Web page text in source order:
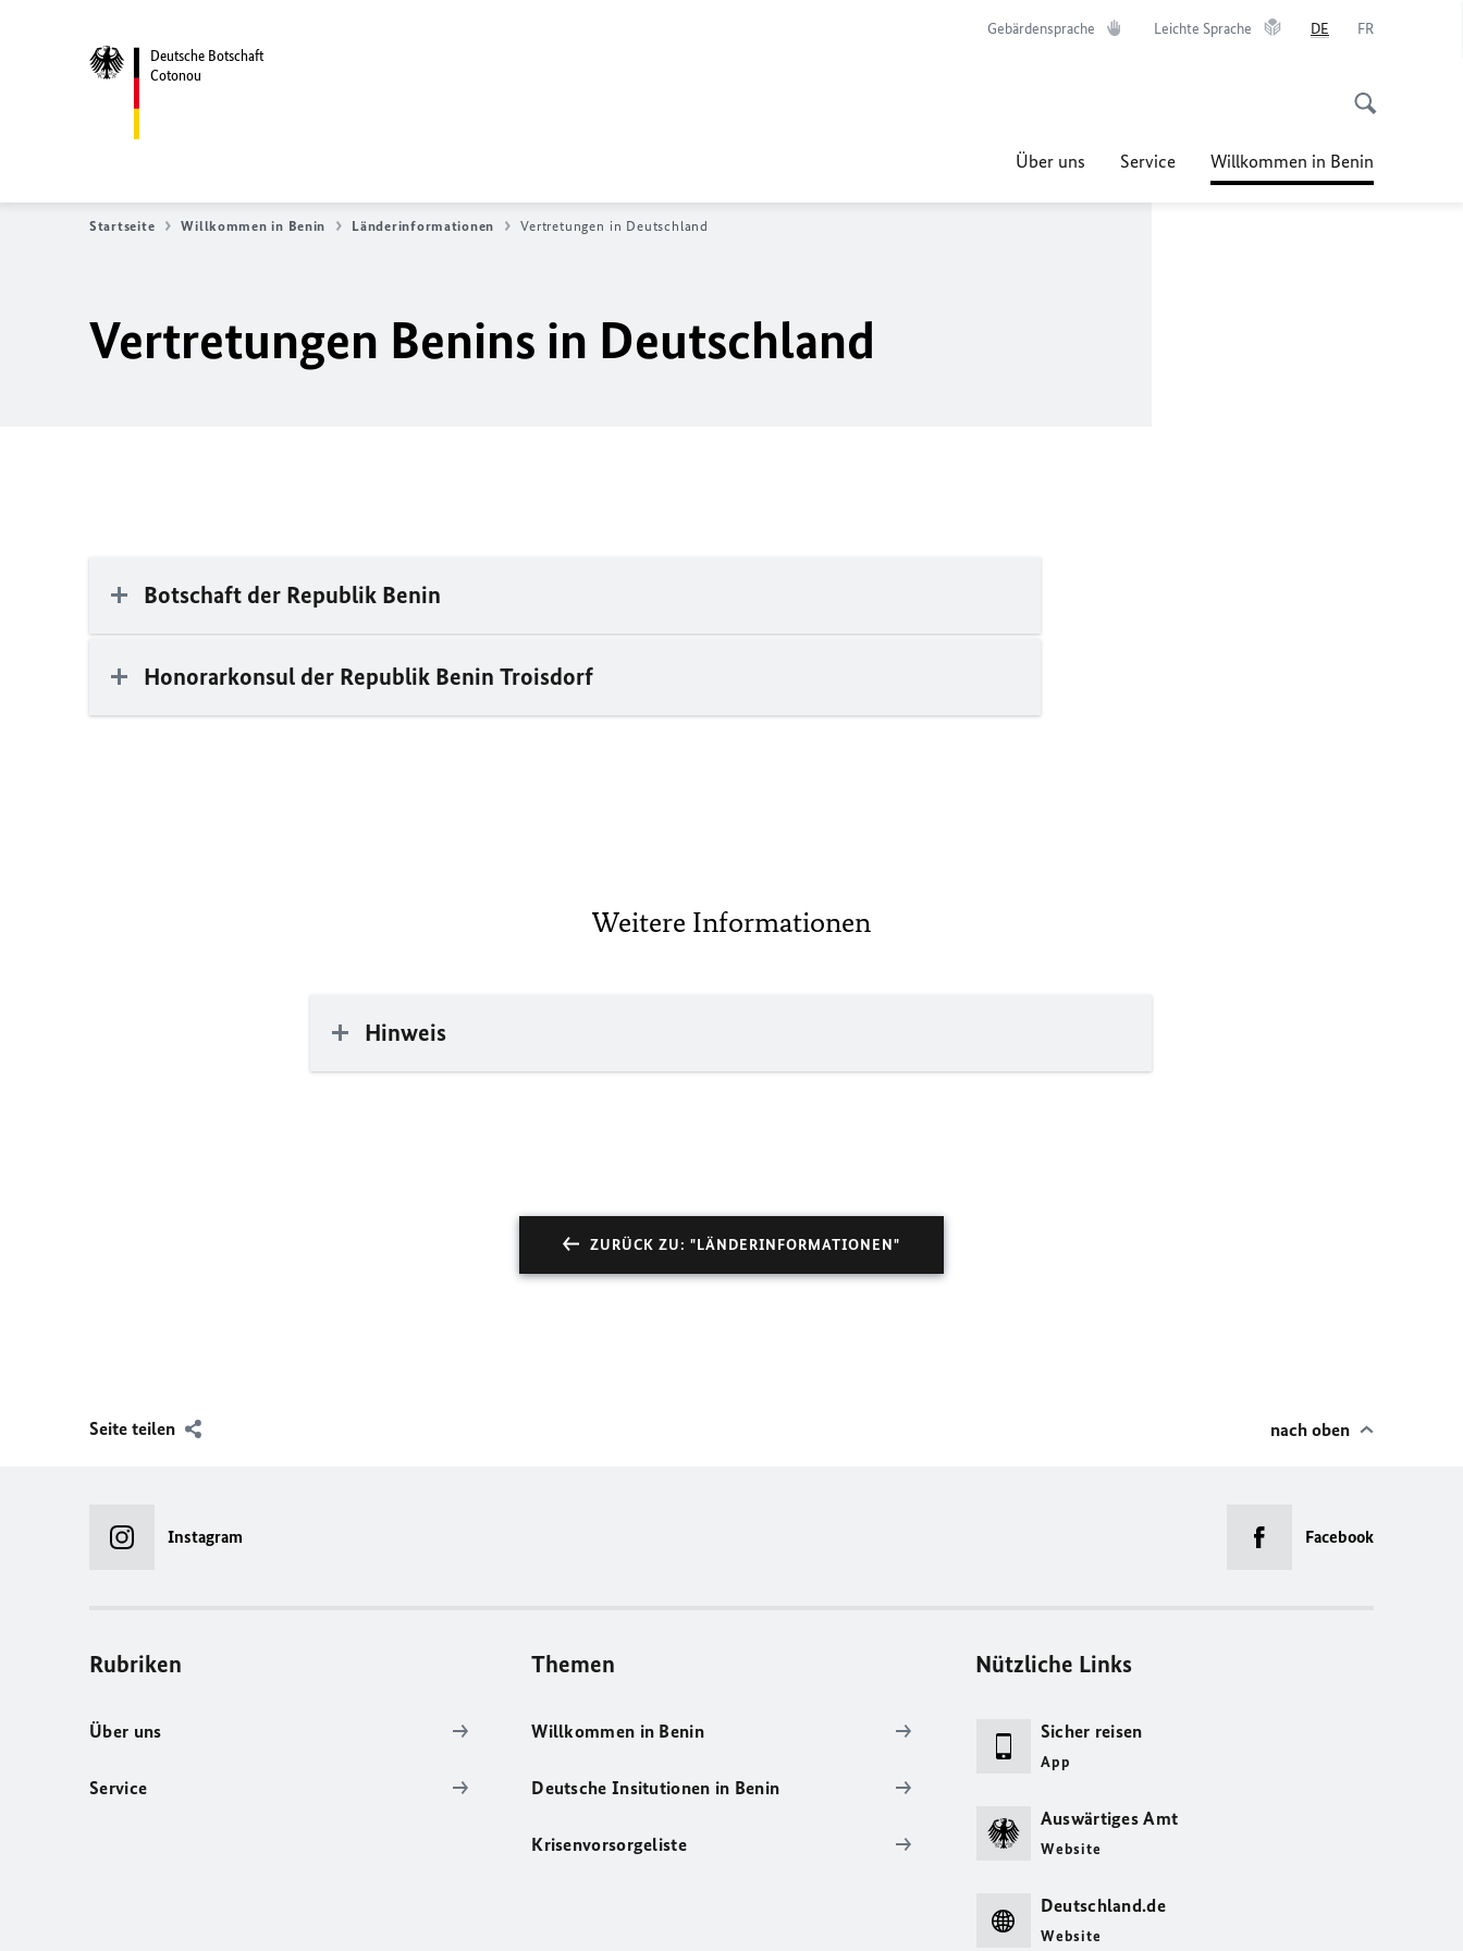
Deutsche Botschaft
Cotonou
Gebärdensprache Leichte Sprache DE FR
Über uns Service Willkommen in Benin
Startseite Willkommen in Benin Länderinformationen Vertretungen in Deutschland
Vertretungen Benins in Deutschland
Botschaft der Republik Benin
Honorarkonsul der Republik Benin Troisdorf
Weitere Informationen
Hinweis
ZURÜCK ZU: "LÄNDERINFORMATIONEN"
Seite teilen nach oben
Instagram Facebook
Rubriken
Über uns
Service
Themen
Willkommen in Benin
Deutsche Insitutionen in Benin
Krisenvorsorgeliste
Nützliche Links
Sicher reisen
App
Auswärtiges Amt
Website
Deutschland.de
Website